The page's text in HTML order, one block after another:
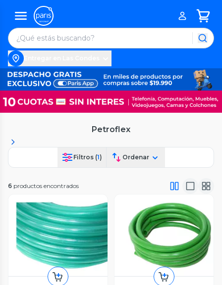
Petroflex
Filtros (1) Ordenar
6 productos encontrados